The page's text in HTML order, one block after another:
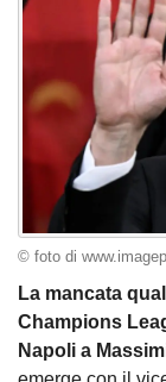
© foto di
La mancata
Champions
Napoli a